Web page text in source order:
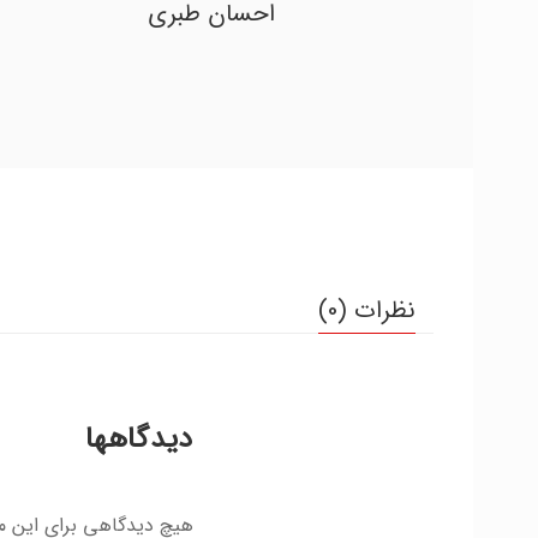
احسان طبری
نظرات (0)
دیدگاهها
هیچ دیدگاهی برای